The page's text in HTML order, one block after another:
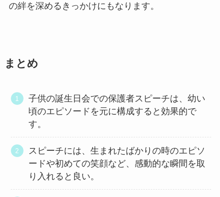
の絆を深めるきっかけにもなります。
まとめ
子供の誕生日会での保護者スピーチは、幼い
頃のエピソードを元に構成すると効果的で
す。
スピーチには、生まれたばかりの時のエピソ
ードや初めての笑顔など、感動的な瞬間を取
り入れると良い。